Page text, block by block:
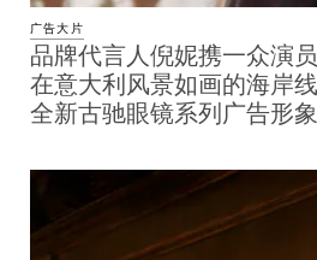
广告大片
品牌代言人倪妮携一众演员
在意大利风景如画的海岸
全新古驰眼镜系列广告形象